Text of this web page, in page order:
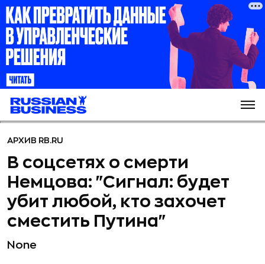
АРХИВ RB.RU
В соцсетях о смерти
Немцова: "Сигнал: будет
убит любой, кто захочет
сместить Путина"
None